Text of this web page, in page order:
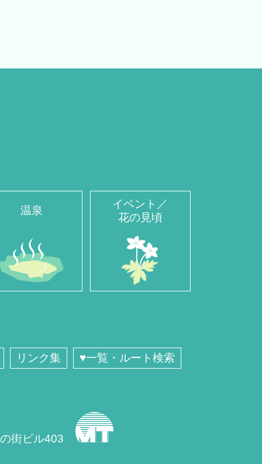
温泉
イベント／
花の見頃
リンク集 ♥一覧・ルート検索
街ビル403